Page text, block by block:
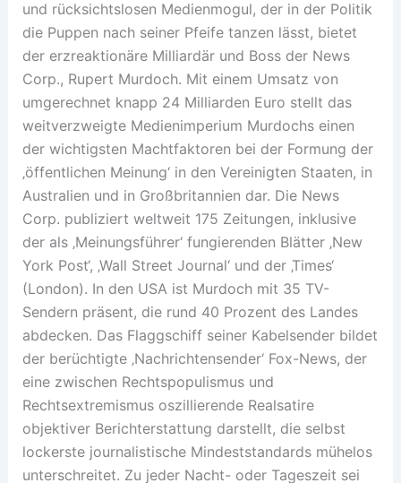
und rücksichtslosen Medienmogul, der in der Politik
die Puppen nach seiner Pfeife tanzen lässt, bietet
der erzreaktionäre Milliardär und Boss der News
Corp., Rupert Murdoch. Mit einem Umsatz von
umgerechnet knapp 24 Milliarden Euro stellt das
weitverzweigte Medienimperium Murdochs einen
der wichtigsten Machtfaktoren bei der Formung der
‚öffentlichen Meinung‘ in den Vereinigten Staaten, in
Australien und in Großbritannien dar. Die News
Corp. publiziert weltweit 175 Zeitungen, inklusive
der als ‚Meinungsführer‘ fungierenden Blätter ‚New
York Post‘, ‚Wall Street Journal‘ und der ‚Times‘
(London). In den USA ist Murdoch mit 35 TV-
Sendern präsent, die rund 40 Prozent des Landes
abdecken. Das Flaggschiff seiner Kabelsender bildet
der berüchtigte ‚Nachrichtensender‘ Fox-News, der
eine zwischen Rechtspopulismus und
Rechtsextremismus oszillierende Realsatire
objektiver Berichterstattung darstellt, die selbst
lockerste journalistische Mindeststandards mühelos
unterschreitet. Zu jeder Nacht- oder Tageszeit sei